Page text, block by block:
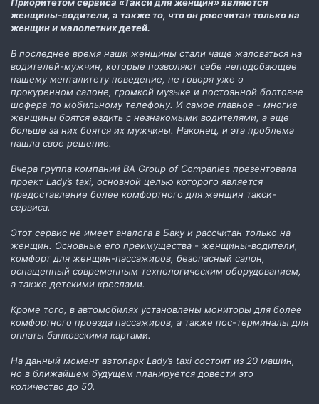
женщины-водители, а также то, что он рассчитан только на
женщин и малолетних детей.
В последнее время наши женщины стали чаще жаловаться на
водителей-мужчин, которые позволяют себе неподобающее
нашему менталитету поведение, не говоря уже о
прокуренном салоне, громкой музыке и постоянной болтовне
шофера по мобильному телефону. И самое главное - многие
женщины боятся ездить с незнакомыми водителями, а еще
больше за них боятся их мужчины. Наконец, и эта проблема
нашла свое решение.
Вчера группа компаний BA Group of Companies презентовала
проект Lady’s taxi, основной целью которого является
предоставление более комфортного для женщин такси-
сервиса.
Этот сервис не имеет аналога в Баку и рассчитан только на
женщин. Основные его преимущества - женщины-водители,
комфорт для женщин-пассажиров, безопасный салон,
оснащенный современным технологическим оборудованием,
а также детскими креслами.
Кроме того, в автомобилях установлены мониторы для более
комфортного проезда пассажиров, а также пос-терминалы для
оплаты банковскими картами.
На данный момент автопарк Lady’s taxi состоит из 20 машин,
но в ближайшем будущем планируется довести это
количество до 50.